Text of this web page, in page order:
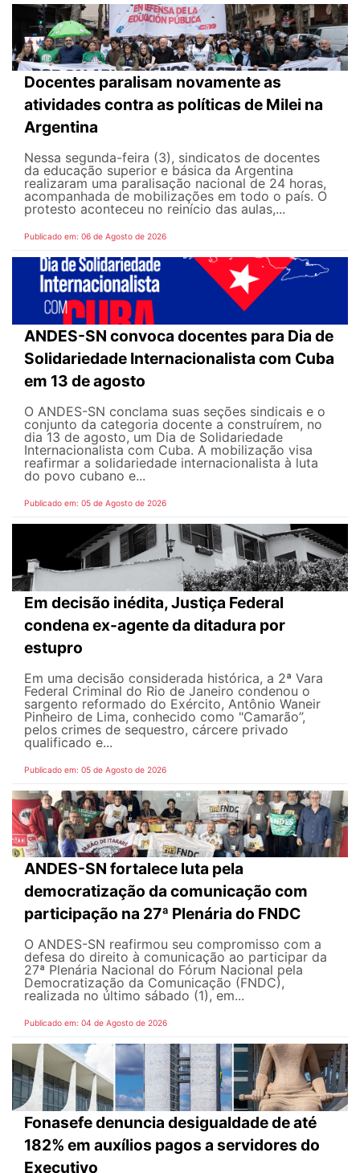
Docentes paralisam novamente as
atividades contra as políticas de Milei na
Argentina
Nessa segunda-feira (3), sindicatos de docentes
da educação superior e básica da Argentina
realizaram uma paralisação nacional de 24 horas,
acompanhada de mobilizações em todo o país. O
protesto aconteceu no reinício das aulas,...
Publicado em: 06 de Agosto de 2026
ANDES-SN convoca docentes para Dia de
Solidariedade Internacionalista com Cuba
em 13 de agosto
O ANDES-SN conclama suas seções sindicais e o
conjunto da categoria docente a construírem, no
dia 13 de agosto, um Dia de Solidariedade
Internacionalista com Cuba. A mobilização visa
reafirmar a solidariedade internacionalista à luta
do povo cubano e...
Publicado em: 05 de Agosto de 2026
Em decisão inédita, Justiça Federal
condena ex-agente da ditadura por
estupro
Em uma decisão considerada histórica, a 2ª Vara
Federal Criminal do Rio de Janeiro condenou o
sargento reformado do Exército, Antônio Waneir
Pinheiro de Lima, conhecido como "Camarão”,
pelos crimes de sequestro, cárcere privado
qualificado e...
Publicado em: 05 de Agosto de 2026
ANDES-SN fortalece luta pela
democratização da comunicação com
participação na 27ª Plenária do FNDC
O ANDES-SN reafirmou seu compromisso com a
defesa do direito à comunicação ao participar da
27ª Plenária Nacional do Fórum Nacional pela
Democratização da Comunicação (FNDC),
realizada no último sábado (1), em...
Publicado em: 04 de Agosto de 2026
Fonasefe denuncia desigualdade de até
182% em auxílios pagos a servidores do
Executivo